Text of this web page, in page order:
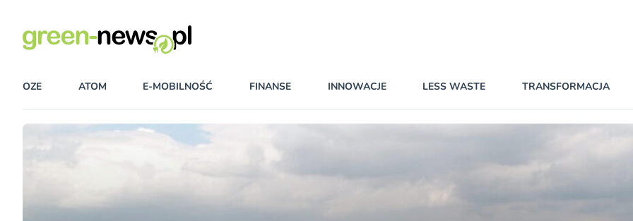
OZE ATOM E-MOBILNOŚĆ FINANSE INNOWACJE LESS WASTE TRANSFORMACJA